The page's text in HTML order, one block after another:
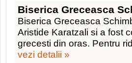
Biserica Greceasca
Biserica Greceasca
Aristide Karatzali si a fost
grecesti din oras. Pentru
vezi detalii »